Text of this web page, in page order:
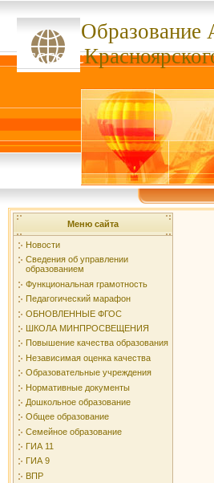
Образование
ссссссс
Меню сайта
Новости
Сведения об управлении
образованием
Функциональная грамотность
Педагогический марафон
ОБНОВЛЕННЫЕ ФГОС
ШКОЛА МИНПРОСВЕЩЕНИЯ
Повышение качества образования
Независимая оценка качества
Образовательные учреждения
Нормативные документы
Дошкольное образование
Общее образование
Семейное образование
ГИА 11
ГИА 9
ВПР